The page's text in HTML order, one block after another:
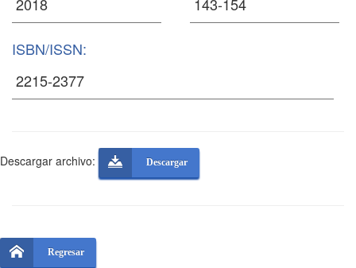
ISBN/ISSN:
Descargar archivo: Descargar
Regresar